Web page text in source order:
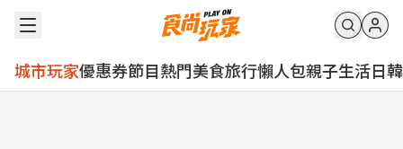
城市玩家優惠券節目熱門美食旅行懶人包親子生活日韓